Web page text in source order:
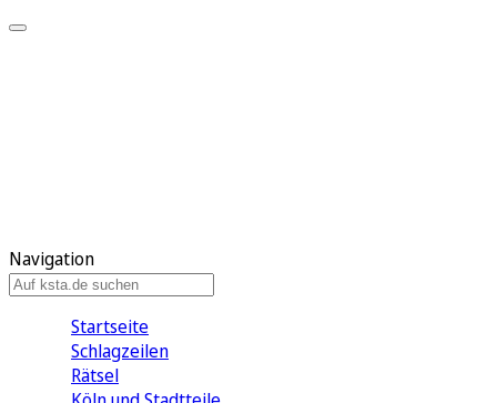
Navigation
Startseite
Schlagzeilen
Rätsel